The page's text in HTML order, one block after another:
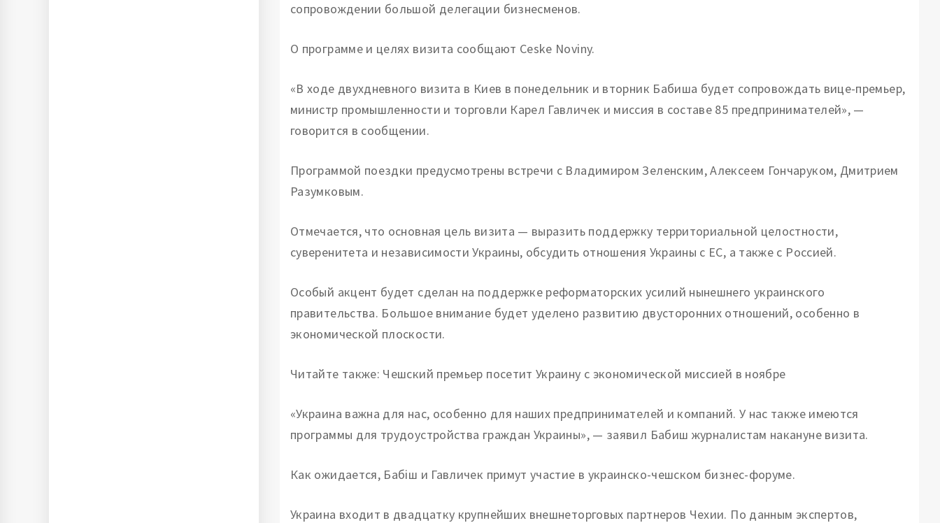
сопровождении большой делегации бизнесменов.
О программе и целях визита сообщают Ceske Noviny.
«В ходе двухдневного визита в Киев в понедельник и вторник Бабиша будет сопровождать вице-премьер,
министр промышленности и торговли Карел Гавличек и миссия в составе 85 предпринимателей», —
говорится в сообщении.
Программой поездки предусмотрены встречи с Владимиром Зеленским, Алексеем Гончаруком, Дмитрием
Разумковым.
Отмечается, что основная цель визита — выразить поддержку территориальной целостности,
суверенитета и независимости Украины, обсудить отношения Украины с ЕС, а также с Россией.
Особый акцент будет сделан на поддержке реформаторских усилий нынешнего украинского
правительства. Большое внимание будет уделено развитию двусторонних отношений, особенно в
экономической плоскости.
Читайте также: Чешский премьер посетит Украину с экономической миссией в ноябре
«Украина важна для нас, особенно для наших предпринимателей и компаний. У нас также имеются
программы для трудоустройства граждан Украины», — заявил Бабиш журналистам накануне визита.
Как ожидается, Бабіш и Гавличек примут участие в украинско-чешском бизнес-форуме.
Украина входит в двадцатку крупнейших внешнеторговых партнеров Чехии. По данным экспертов,